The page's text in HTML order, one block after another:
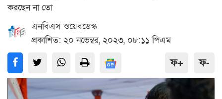
করছেন না তো
এনবিএস ওয়েবডেস্ক
প্রকাশিত: ২০ নভেম্বর, ২০২৩, ০৮:১১ পিএম
ফ+ ফ-